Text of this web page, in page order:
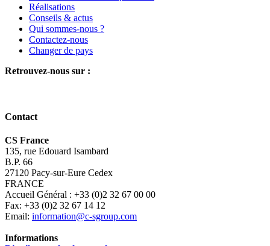
Réalisations
Conseils & actus
Qui sommes-nous ?
Contactez-nous
Changer de pays
Retrouvez-nous sur :
Contact
CS France
135, rue Edouard Isambard
B.P. 66
27120 Pacy-sur-Eure Cedex
FRANCE
Accueil Général : +33 (0)2 32 67 00 00
Fax: +33 (0)2 32 67 14 12
Email: information@c-sgroup.com
Informations